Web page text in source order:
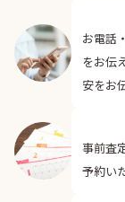
お電話
をお伝
安をお
事前査
予約い